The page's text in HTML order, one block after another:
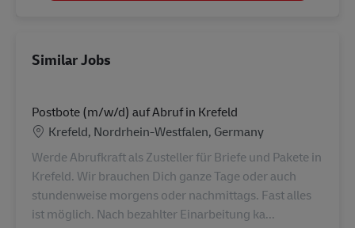
Similar Jobs
Postbote (m/w/d) auf Abruf in Krefeld
Location
Krefeld, Nordrhein-Westfalen, Germany
Werde Abrufkraft als Zusteller für Briefe und Pakete in
Krefeld. Wir brauchen Dich ganze Tage oder auch
stundenweise morgens oder nachmittags. Fast alles
ist möglich. Nach bezahlter Einarbeitung ka...